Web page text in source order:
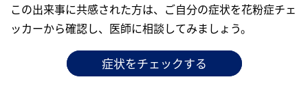
この出来事に共感された方は、ご自分の症状を花粉症チェ
ッカーから確認し、医師に相談してみましょう。
症状をチェックする